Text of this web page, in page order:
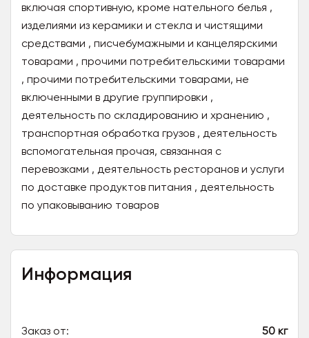
включая спортивную, кроме нательного белья ,
изделиями из керамики и стекла и чистящими
средствами , писчебумажными и канцелярскими
товарами , прочими потребительскими товарами
, прочими потребительскими товарами, не
включенными в другие группировки ,
деятельность по складированию и хранению ,
транспортная обработка грузов , деятельность
вспомогательная прочая, связанная с
перевозками , деятельность ресторанов и услуги
по доставке продуктов питания , деятельность
по упаковыванию товаров
Информация
Заказ от: 50 кг